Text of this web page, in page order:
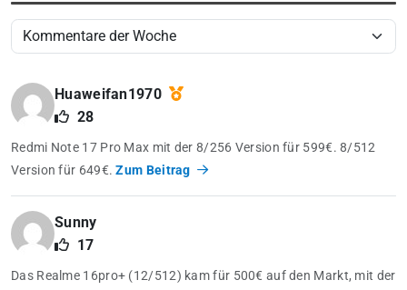
Huaweifan1970
28
Redmi Note 17 Pro Max mit der 8/256 Version für 599€. 8/512
Version für 649€.Zum Beitrag
Sunny
17
Das Realme 16pro+ (12/512) kam für 500€ auf den Markt, mit der